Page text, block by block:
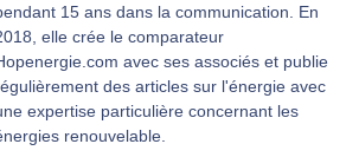
15 ans dans la communication. En
elle crée le comparateur
avec ses associés et publie
des articles sur l'énergie avec
expertise particulière concernant les
renouvelable.